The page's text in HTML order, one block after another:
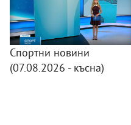
Спортни новини
(07.08.2026 - късна)